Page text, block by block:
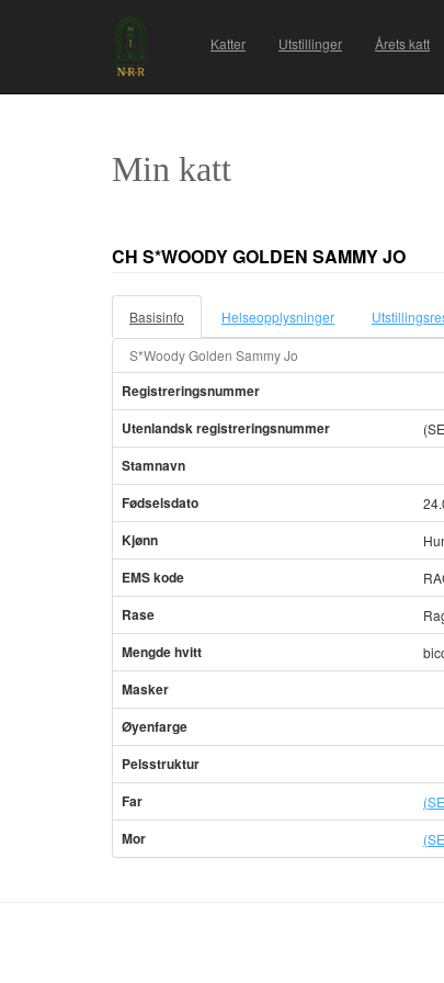
Katter Utstillinger Årets katt
Min katt
CH S*WOODY GOLDEN SAMMY JO
Basisinfo Helseopplysninger
S*Woody Golden Sammy Jo
Registreringsnummer
Utenlandsk registreringsnummer
Stamnavn
Fødselsdato
Kjønn
EMS kode
Rase
Mengde hvitt
Masker
Øyenfarge
Pelsstruktur
Far
Mor